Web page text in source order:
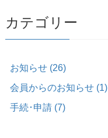
カテゴリー
お知らせ (26)
会員からのお知らせ (1)
手続･申請 (7)